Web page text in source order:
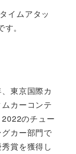
イムアタッ
。
、東京国際カ
ムカーコンテ
2022のチュー
グカー部門で
賞を獲得し